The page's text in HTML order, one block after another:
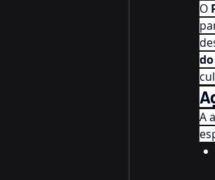
O
do
A